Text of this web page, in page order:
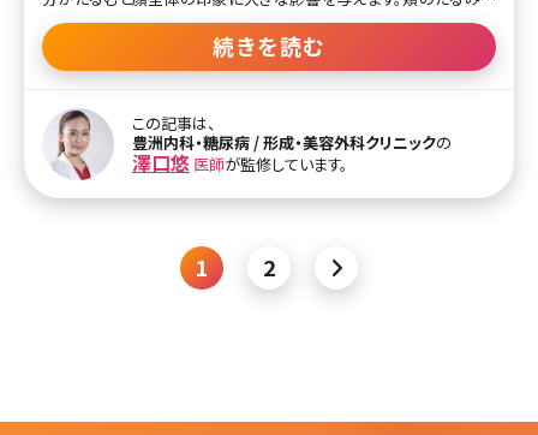
目立ってしまうと実年齢よりも上に見られてしまう原因にもなりま
す。「いつまでも若々しい印象でいたい」。 これは男女問わず、多くの人
にとって共通の希望かと思います。たるみを全くもってゼロにすると
るみの予防法と解消法について今回はご紹介していこうと思います
ので、是非参考にしてみてください。 【監修医師からのワンポイント】
顔のたるみとは歳を取れば必ず出てくるものですが、そのたるみ方の
スピードを遅らせたり、たるみを改善する方法があります。毎日の生
活でできることや、美容医療を上手く利用してアンチエイジングする
続きを読む
この記事は、
豊洲内科・糖尿病 / 形成・美容外科クリニックの
澤口悠 医師が監修しています。
1 2